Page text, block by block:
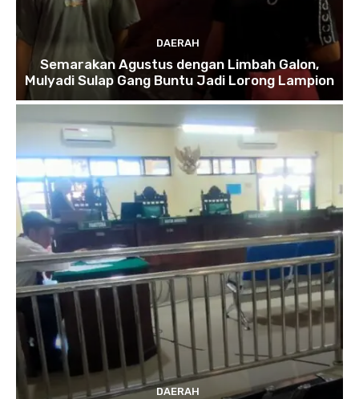
DAERAH
Semarakan Agustus dengan Limbah Galon,
Mulyadi Sulap Gang Buntu Jadi Lorong Lampion
DAERAH